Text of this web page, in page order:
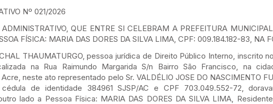
Nº 021/2026
QUE ENTRE SI CELEBRAM A PREFEITURA
FÍSICA: MARIA DAS DORES DA SILVA LIMA, CPF: 009.184.182-83, NA
THAUMATURGO, pessoa jurídica de Direito Público Interno, inscrito
na Rua Raimundo Margarida S/n Bairro São Francisco, na
neste ato representado pelo Sr. VALDÉLIO JOSE DO NASCIMENTO
de identidade 384961 SJSP/AC e CPF 703.049.552-72,
lado a Pessoa Física: MARIA DAS DORES DA SILVA LIMA,